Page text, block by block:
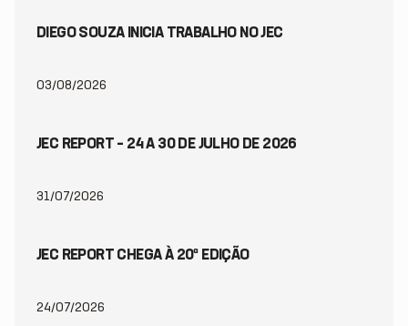
DIEGO SOUZA INICIA TRABALHO NO JEC
03/08/2026
JEC REPORT – 24 A 30 DE JULHO DE 2026
31/07/2026
JEC REPORT CHEGA À 20ª EDIÇÃO
24/07/2026